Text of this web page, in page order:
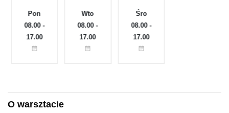
Pon
08.00 -
17.00
Wto
08.00 -
17.00
Śro
08.00 -
17.00
O warsztacie